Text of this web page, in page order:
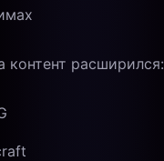
контент расширился: